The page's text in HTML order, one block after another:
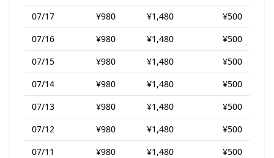
07/17
¥980 ¥1,480
¥500
07/16
¥980 ¥1,480
¥500
07/15
¥980 ¥1,480
¥500
07/14
¥980 ¥1,480
¥500
07/13
¥980 ¥1,480
¥500
07/12
¥980 ¥1,480
¥500
07/11
¥980 ¥1,480
¥500